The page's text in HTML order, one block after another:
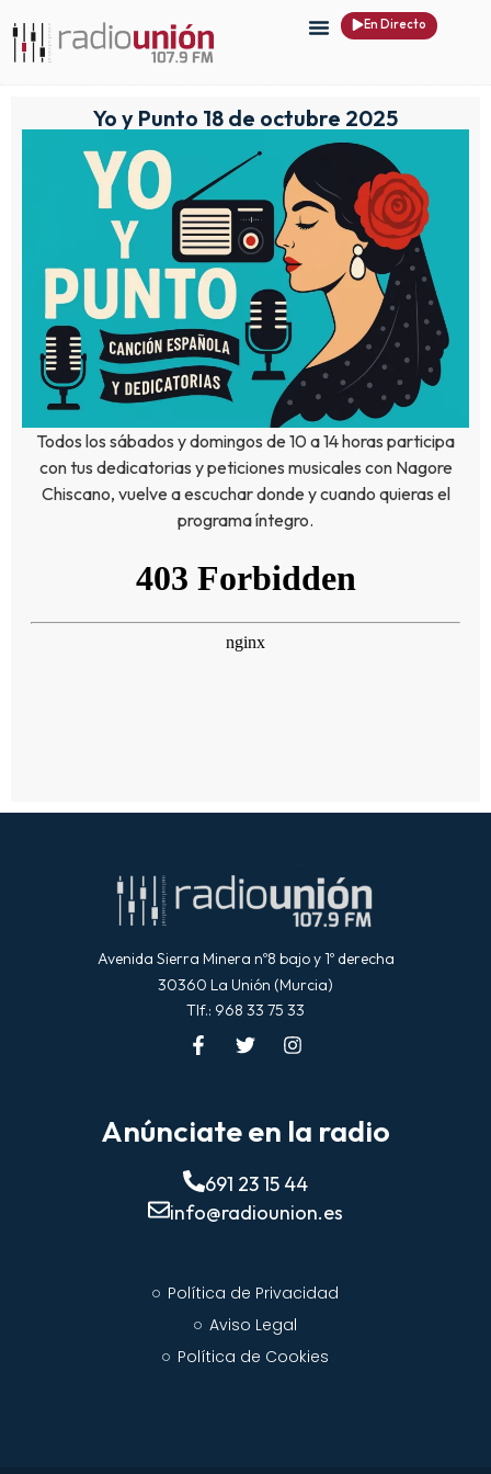
En Directo
Yo y Punto 18 de octubre 2025
Todos los sábados y domingos de 10 a 14 horas participa
con tus dedicatorias y peticiones musicales con Nagore
Chiscano, vuelve a escuchar donde y cuando quieras el
programa íntegro.
Avenida Sierra Minera nº8 bajo y 1º derecha
30360 La Unión (Murcia)
Tlf.: 968 33 75 33
Anúnciate en la radio
691 23 15 44
info@radiounion.es
Política de Privacidad
Aviso Legal
Política de Cookies